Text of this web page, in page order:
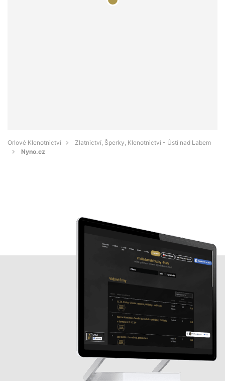
Orlové Klenotnictví
Zlatnictví, Šperky, Klenotnictví - Ústí nad Labem
Nyno.cz